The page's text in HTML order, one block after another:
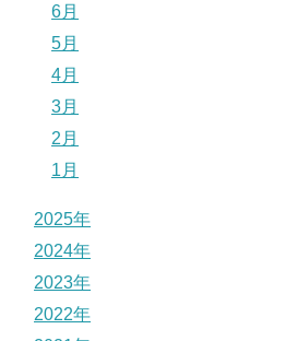
6月
5月
4月
3月
2月
1月
2025年
2024年
2023年
2022年